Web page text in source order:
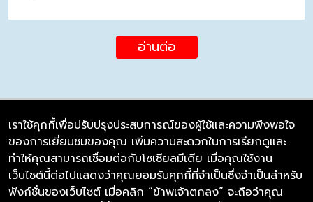
อ่านต่อ
บริษัท ซิมลิงค์ จำกัด
98/226 Bangrakyai-Baanmai Road,
Bangyai, Nonthaburi 11140
เราใช้คุกกี้เพื่อปรับปรุงประสบการณ์ของผู้ใช้และความพึงพอใจ
ของการเยี่ยมชมของคุณ เพิ่มความสะดวกในการเรียกดูและ
ทำให้คุณสามารถเชื่อมต่อกับโซเชียลมีเดีย เมื่อคุณใช้งาน
เว็บไซต์นี้ต่อไปแสดงว่าคุณยอมรับคุกกี้ที่จำเป็นซึ่งจำเป็นสำหรับ
ฟังก์ชั่นของเว็บไซต์ เมื่อคลิก “ข้าพเจ้าตกลง” จะถือว่าคุณ